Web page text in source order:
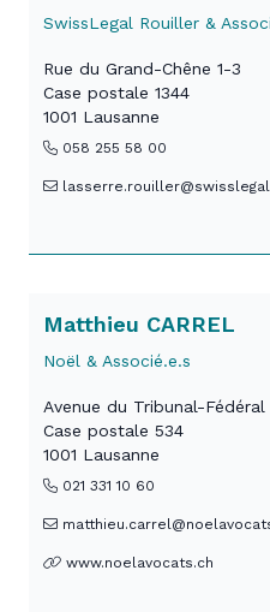
SwissLegal Rouiller &
Rue du Grand-Chêne 1-3
Case postale 1344
1001 Lausanne
058 255 58 00
Matthieu CARREL
Noël & Associé.e.s
Avenue du Tribunal-Fédéral
Case postale 534
1001 Lausanne
021 331 10 60
www.noelavocats.ch